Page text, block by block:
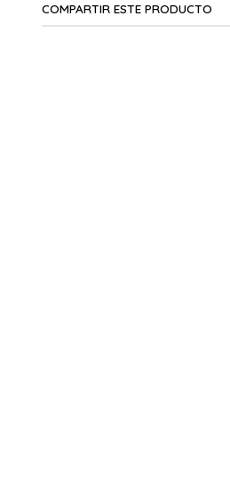
COMPARTIR ESTE PRODUCTO